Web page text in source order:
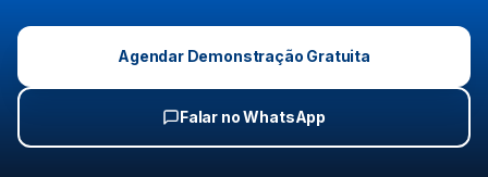
Agendar Demonstração Gratuita
Falar no WhatsApp